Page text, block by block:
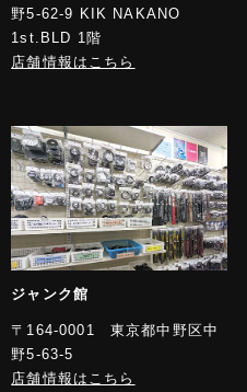
野5-62-9 KIK NAKANO
1st.BLD 1階
店舗情報はこちら
ジャンク館
〒164-0001 東京都中野区中
野5-63-5
店舗情報はこちら